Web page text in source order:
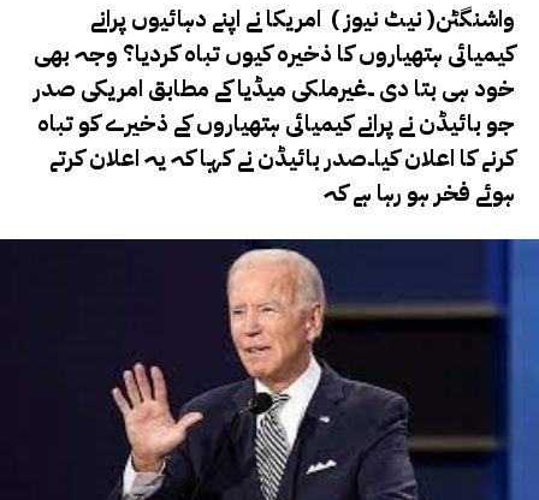
واشنگٹن( نیٹ نیوز ) امریکا نے اپنے دہائیوں پرانے
کیمیائی ہتھیاروں کا ذخیرہ کیوں تباہ کردیا؟ وجہ بھی
خود ہی بتا دی ۔غیرملکی میڈیا کے مطابق امریکی صدر
جو بائیڈن نے پرانے کیمیائی ہتھیاروں کے ذخیرے کو تباہ
کرنے کا اعلان کیا۔صدر بائیڈن نے کہا کہ یہ اعلان کرتے
ہوئے فخر ہو رہا ہے کہ